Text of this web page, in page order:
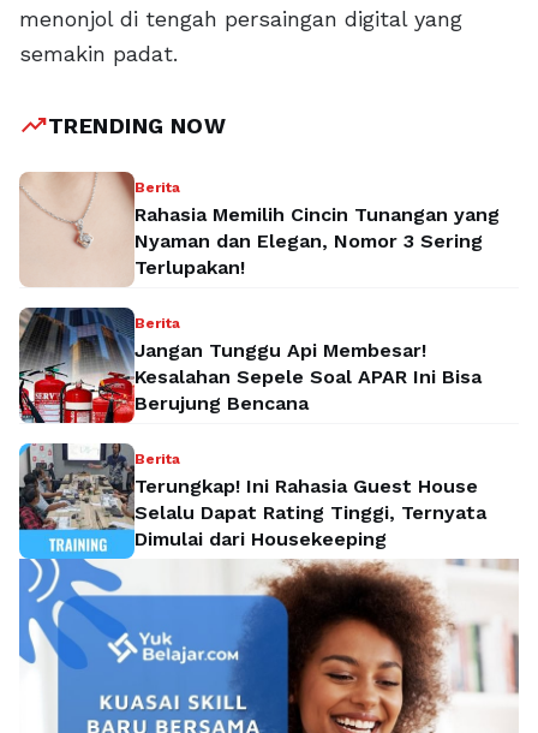
menonjol di tengah persaingan digital yang
semakin padat.
trending_upTRENDING NOW
Berita
Rahasia Memilih Cincin Tunangan yang
Nyaman dan Elegan, Nomor 3 Sering
Terlupakan!
Berita
Jangan Tunggu Api Membesar!
Kesalahan Sepele Soal APAR Ini Bisa
Berujung Bencana
Berita
Terungkap! Ini Rahasia Guest House
Selalu Dapat Rating Tinggi, Ternyata
Dimulai dari Housekeeping